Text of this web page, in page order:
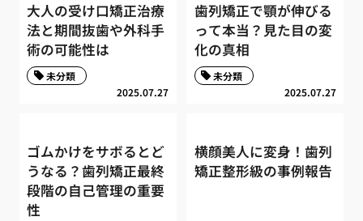
大人の受け口矯正治療
法と期間抜歯や外科手
術の可能性は
2025.07.27
未分類
歯列矯正で顎が伸びる
って本当？見た目の変
化の真相
2025.07.27
未分類
ゴムかけをサボるとど
うなる？歯列矯正最終
段階の自己管理の重要
性
横顔美人に変身！歯列
矯正整形級の事例報告